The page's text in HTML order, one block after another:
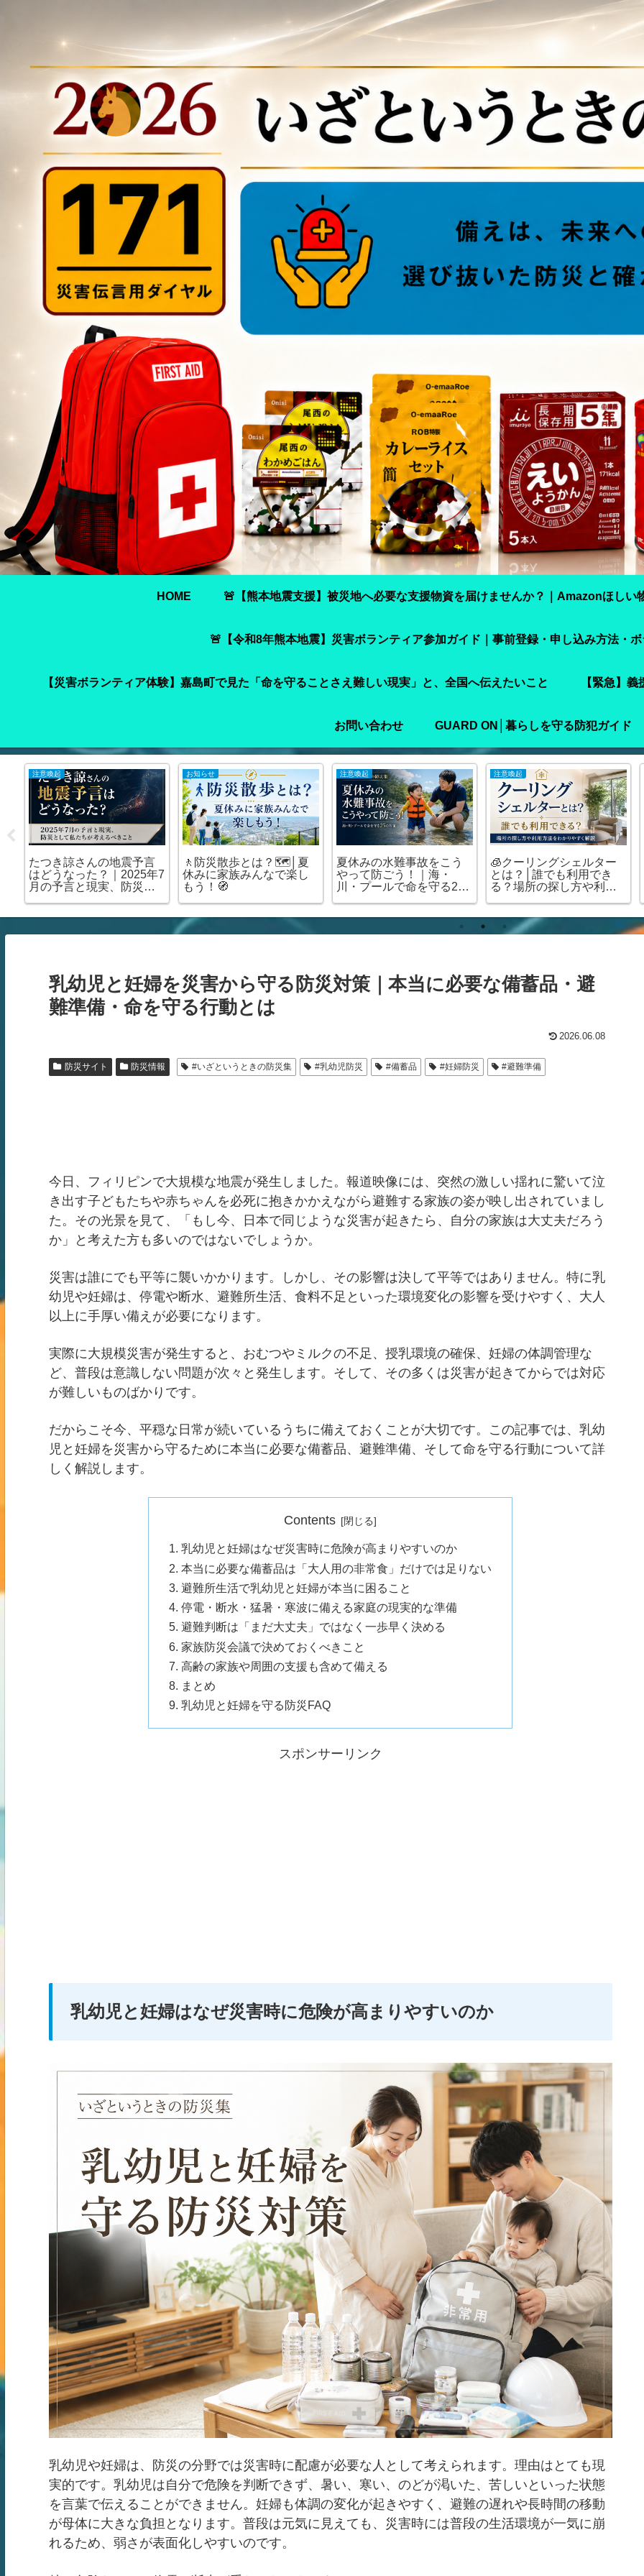
HOME 🚨【熊本地震支援】被災地へ必要な支援物資を届けませんか？｜Amazonほしい
🚨【令和8年熊本地震】災害ボランティア参加ガイド｜事前登録・申し込み方法・
【災害ボランティア体験】嘉島町で見た「命を守ることさえ難しい現実」と、全国へ伝えたいこと 【緊急】
お問い合わせ GUARD ON│暮らしを守る防犯ガイド
注意喚起
たつき諒さんの地震予言
はどうなった？｜2025年7
月の予言と現実、防災と
お知らせ
🚶防災散歩とは？🗺️│夏
休みに家族みんなで楽し
もう！🧭
注意喚起
夏休みの水難事故をこう
やって防ごう！｜海・
川・プールで命を守る25
注意喚起
🧊クーリングシェルター
とは？│誰でも利用でき
る？場所の探し方や利用
乳幼児と妊婦を災害から守る防災対策｜本当に必要な備蓄品・避
難準備・命を守る行動とは
2026.06.08
防災サイト 防災情報 #いざというときの防災集 #乳幼児防災 #備蓄品 #妊婦防災 #避難準備
今日、フィリピンで大規模な地震が発生しました。報道映像には、突然の激しい揺れに驚いて泣
き出す子どもたちや赤ちゃんを必死に抱きかかえながら避難する家族の姿が映し出されていまし
た。その光景を見て、「もし今、日本で同じような災害が起きたら、自分の家族は大丈夫だろう
か」と考えた方も多いのではないでしょうか。
災害は誰にでも平等に襲いかかります。しかし、その影響は決して平等ではありません。特に乳
幼児や妊婦は、停電や断水、避難所生活、食料不足といった環境変化の影響を受けやすく、大人
以上に手厚い備えが必要になります。
実際に大規模災害が発生すると、おむつやミルクの不足、授乳環境の確保、妊婦の体調管理な
ど、普段は意識しない問題が次々と発生します。そして、その多くは災害が起きてからでは対応
が難しいものばかりです。
だからこそ今、平穏な日常が続いているうちに備えておくことが大切です。この記事では、乳幼
児と妊婦を災害から守るために本当に必要な備蓄品、避難準備、そして命を守る行動について詳
しく解説します。
Contents
乳幼児と妊婦はなぜ災害時に危険が高まりやすいのか
本当に必要な備蓄品は「大人用の非常食」だけでは足りない
避難所生活で乳幼児と妊婦が本当に困ること
停電・断水・猛暑・寒波に備える家庭の現実的な準備
避難判断は「まだ大丈夫」ではなく一歩早く決める
家族防災会議で決めておくべきこと
高齢の家族や周囲の支援も含めて備える
まとめ
乳幼児と妊婦を守る防災FAQ
スポンサーリンク
乳幼児と妊婦はなぜ災害時に危険が高まりやすいのか
乳幼児や妊婦は、防災の分野では災害時に配慮が必要な人として考えられます。理由はとても現
実的です。乳幼児は自分で危険を判断できず、暑い、寒い、のどが渇いた、苦しいといった状態
を言葉で伝えることができません。妊婦も体調の変化が起きやすく、避難の遅れや長時間の移動
が母体に大きな負担となります。普段は元気に見えても、災害時には普段の生活環境が一気に崩
れるため、弱さが表面化しやすいのです。